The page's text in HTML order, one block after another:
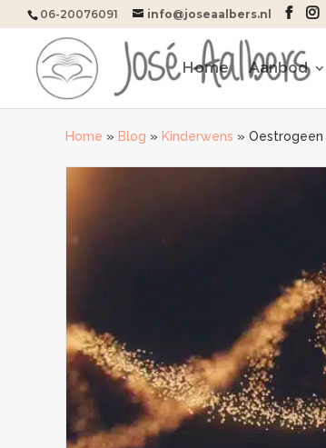
06-20076091 info@joseaalbers.nl
Home Aanbod
Home » Blog » Kinderwens » Oestrogeen